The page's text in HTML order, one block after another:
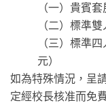
（一）貴賓
（二）標準
（三）標準
元）
如為特殊情況，呈
定經校長核准而免